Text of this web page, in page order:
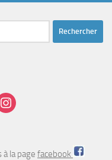
la page facebook